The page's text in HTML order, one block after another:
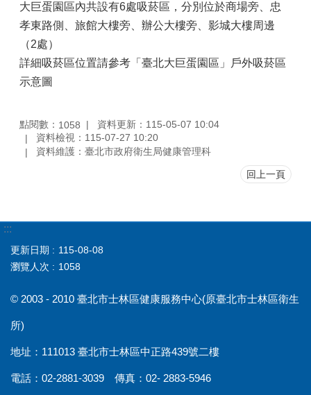
大巨蛋園區內共設有6處吸菸區，分別位於商場旁、忠
孝東路側、旅館大樓旁、辦公大樓旁、影城大樓周邊
（2處）
詳細吸菸區位置請參考「臺北大巨蛋園區」戶外吸菸區
示意圖
點閱數： 1058
資料更新：115-05-07 10:04
資料檢視：115-07-27 10:20
資料維護：臺北市政府衛生局健康管理科
回上一頁
:::
更新日期
115-08-08
瀏覽人次
1058
© 2003 - 2010 臺北市士林區健康服務中心(原臺北市士林區衛生
所)
地址：111013 臺北市士林區中正路439號二樓
電話：02-2881-3039 傳真：02- 2883-5946